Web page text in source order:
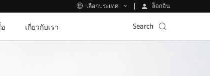
เลือกประเทศ ล็อกอิน
เกี่ยวกับเรา Search